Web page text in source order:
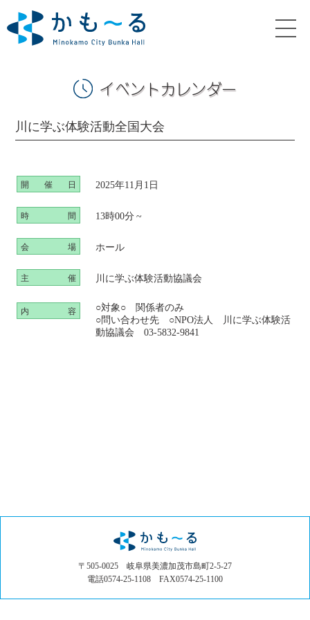
イベントカレンダー
川に学ぶ体験活動全国大会
開 催 日 2025年11月1日
時 間 13時00分 ~
会 場 ホール
主 催 川に学ぶ体験活動協議会
内 容
○対象○ 関係者のみ
○問い合わせ先 ○NPO法人 川に学ぶ体験活
動協議会 03-5832-9841
〒505-0025 岐阜県美濃加茂市島町2-5-27
電話0574-25-1108 FAX0574-25-1100